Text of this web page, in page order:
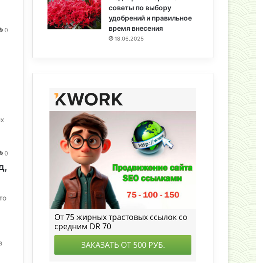
0
0
советы по выбору
удобрений и правильное
время внесения
18.06.2025